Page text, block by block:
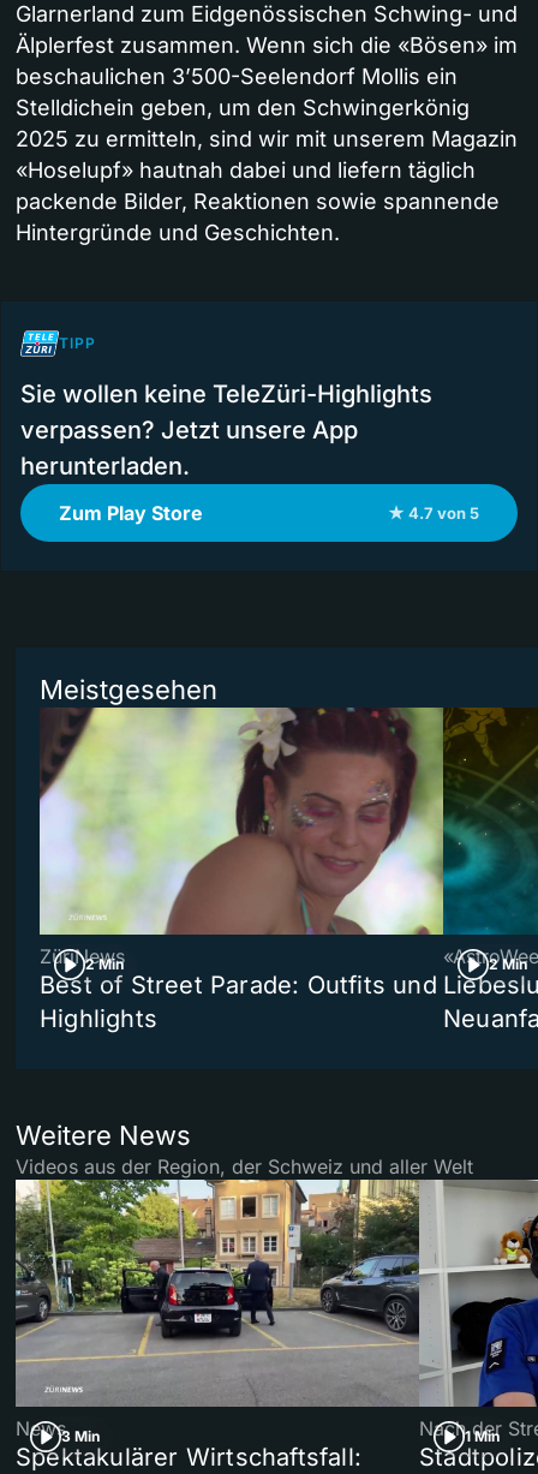
Glarnerland zum Eidgenössischen Schwing- und
Älplerfest zusammen. Wenn sich die «Bösen» im
beschaulichen 3’500-Seelendorf Mollis ein
Stelldichein geben, um den Schwingerkönig
2025 zu ermitteln, sind wir mit unserem Magazin
«Hoselupf» hautnah dabei und liefern täglich
packende Bilder, Reaktionen sowie spannende
Hintergründe und Geschichten.
TIPP
Sie wollen keine TeleZüri-Highlights
verpassen? Jetzt unsere App
herunterladen.
Zum Play Store ★ 4.7 von 5
Meistgesehen
2 Min
ZüriNews
Best of Street Parade: Outfits und
Highlights
2 Min
Weitere News
Videos aus der Region, der Schweiz und aller Welt
3 Min
News
Spektakulärer Wirtschaftsfall:
1 Min
Nach der